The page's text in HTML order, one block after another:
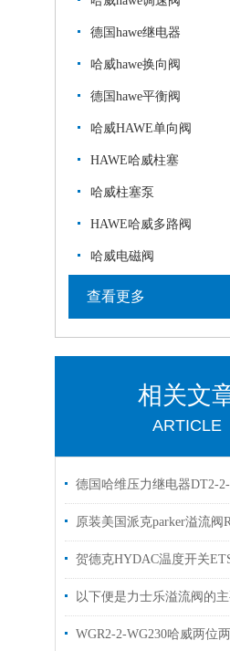
德国hawe继电器
哈威hawe换向阀
德国hawe平衡阀
哈威HAWE单向阀
HAWE哈威柱塞
哈威柱塞泵
HAWE哈威多路阀
哈威电磁阀
查看更多
相关文
ARTICLE
以下便是力士乐溢流阀的